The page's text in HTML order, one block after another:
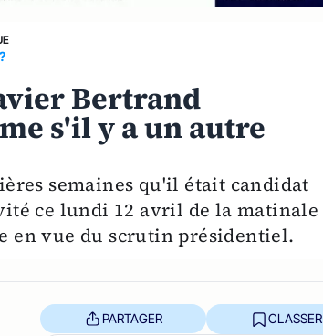
Bertrand
s'il y a un autre
semaines qu'il était candidat
ce lundi 12 avril de la matinale
en vue du scrutin présidentiel.
PARTAGER CLASSER